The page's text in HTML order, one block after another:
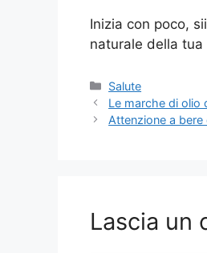
Inizia con poco,
naturale della
Categorie
Salute
Le marche di olio
Attenzione a
Lascia un